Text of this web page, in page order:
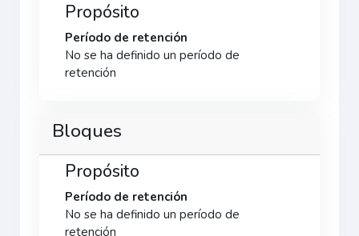
Propósito
Período de retención
No se ha definido un período de
retención
Bloques
Propósito
Período de retención
No se ha definido un período de
retención